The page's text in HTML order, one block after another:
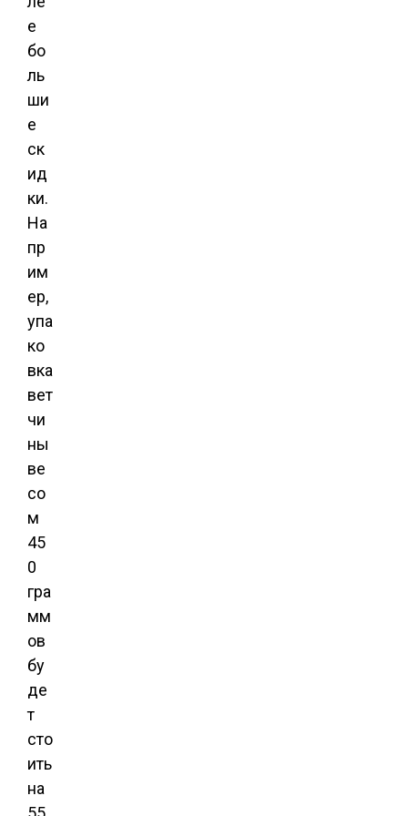
е
бо
ль
ши
е
ск
ид
ки.
На
пр
им
ер,
упа
ко
вка
вет
чи
ны
ве
со
м
45
0
гра
мм
ов
бу
де
т
сто
ить
на